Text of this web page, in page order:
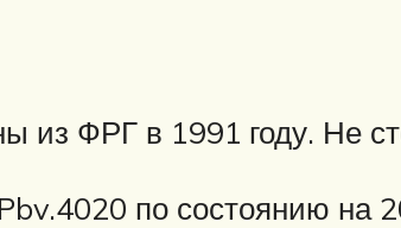
ФРГ в 1991 году. Не
по состоянию на